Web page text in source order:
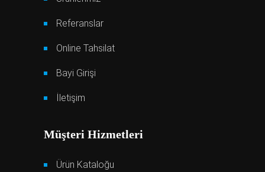
Referanslar
Online Tahsilat
Bayi Girişi
İletişim
Müşteri Hizmetleri
Ürün Kataloğu